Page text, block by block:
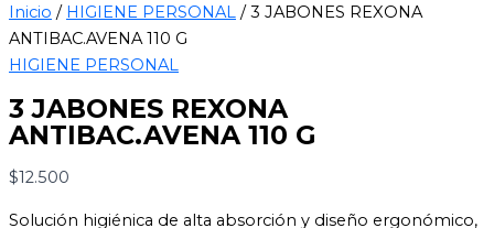
Inicio / HIGIENE PERSONAL / 3 JABONES REXONA
ANTIBAC.AVENA 110 G
HIGIENE PERSONAL
3 JABONES REXONA
ANTIBAC.AVENA 110 G
$12.500
Solución higiénica de alta absorción y diseño ergonómico,